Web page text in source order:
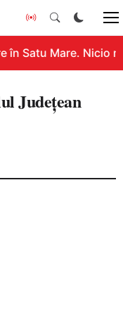
în Satu Mare. Nicio
Judeţean